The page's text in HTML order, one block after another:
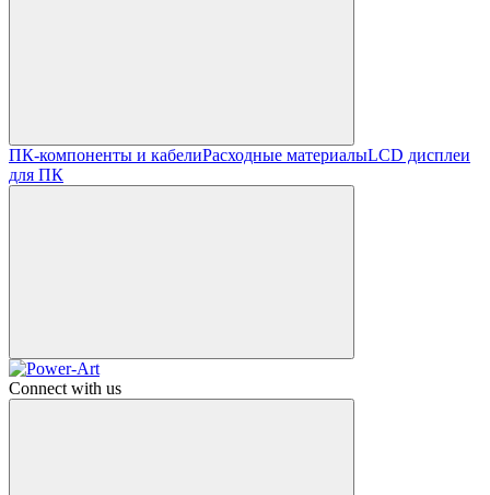
ПК-компоненты и кабелиРасходные материалыLCD дисплеи
для ПК
Connect with us